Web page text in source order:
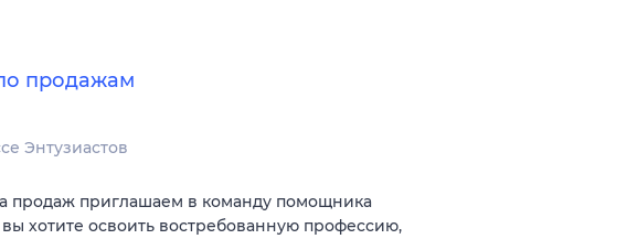
продажам
Энтузиастов
продаж приглашаем в команду помощника
хотите освоить востребованную профессию,